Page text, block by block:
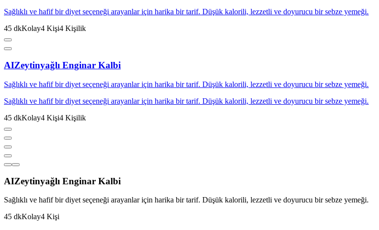
Sağlıklı ve hafif bir diyet seçeneği arayanlar için harika bir tarif. Düşük kalorili, lezzetli ve doyurucu bir sebze yemeği.
45 dkKolay4 Kişi4 Kişilik
AIZeytinyağlı Enginar Kalbi
Sağlıklı ve hafif bir diyet seçeneği arayanlar için harika bir tarif. Düşük kalorili, lezzetli ve doyurucu bir sebze yemeği.
Sağlıklı ve hafif bir diyet seçeneği arayanlar için harika bir tarif. Düşük kalorili, lezzetli ve doyurucu bir sebze yemeği.
45 dkKolay4 Kişi4 Kişilik
AIZeytinyağlı Enginar Kalbi
Sağlıklı ve hafif bir diyet seçeneği arayanlar için harika bir tarif. Düşük kalorili, lezzetli ve doyurucu bir sebze yemeği.
45 dkKolay4 Kişi